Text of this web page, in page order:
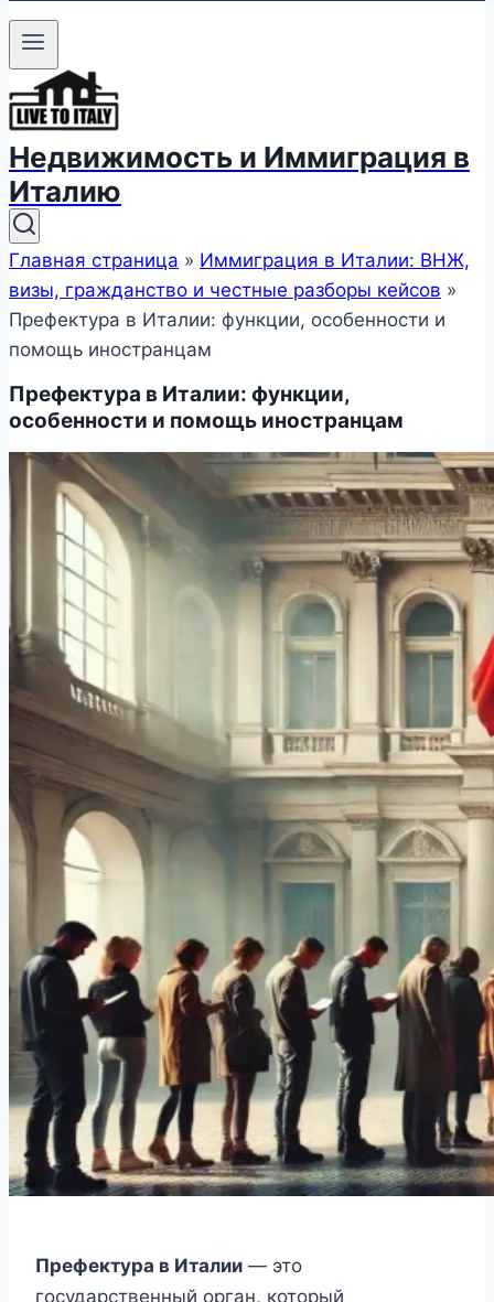
Недвижимость и Иммиграция в
Италию
Главная страница » Иммиграция в Италии: ВНЖ,
визы, гражданство и честные разборы кейсов »
Префектура в Италии: функции, особенности и
помощь иностранцам
Префектура в Италии: функции,
особенности и помощь иностранцам
Префектура в Италии — это
государственный орган, который